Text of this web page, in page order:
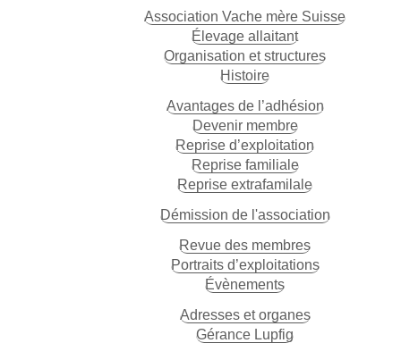
Association Vache mère Suisse
Élevage allaitant
Organisation et structures
Histoire
Avantages de l’adhésion
Devenir membre
Reprise d’exploitation
Reprise familiale
Reprise extrafamilale
Démission de l'association
Revue des membres
Portraits d’exploitations
Évènements
Adresses et organes
Gérance Lupfig